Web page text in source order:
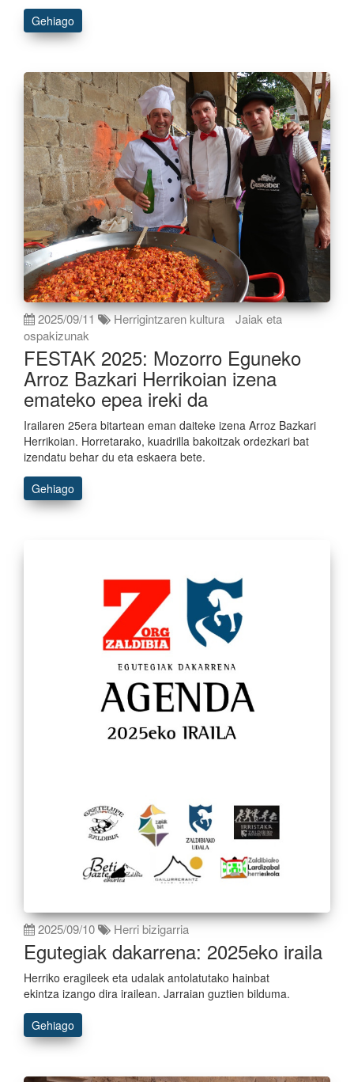
Gehiago
2025/09/11 Herrigintzaren kultura
Jaiak eta
ospakizunak
FESTAK 2025: Mozorro Eguneko
Arroz Bazkari Herrikoian izena
emateko epea ireki da
Irailaren 25era bitartean eman daiteke izena Arroz Bazkari
Herrikoian. Horretarako, kuadrilla bakoitzak ordezkari bat
izendatu behar du eta eskaera bete.
Gehiago
2025/09/10 Herri bizigarria
Egutegiak dakarrena: 2025eko iraila
Herriko eragileek eta udalak antolatutako hainbat
ekintza izango dira irailean. Jarraian guztien bilduma.
Gehiago